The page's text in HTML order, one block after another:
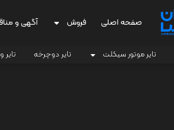
صفحه اصلی فروش آگهی و
تایر موتور سیکلت تایر دوچرخه تایر